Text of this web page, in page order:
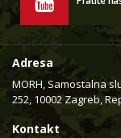
Adresa
MORH, Samostalna
252, 10002 Zagreb,
Kontakt